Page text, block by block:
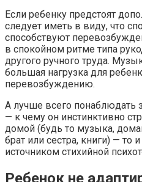
Если ребенку предстоят
следует иметь в виду, что
способствуют
в спокойном ритме типа
другого ручного труда.
большая нагрузка для
перевозбуждению.
А лучше всего понаблюдать
— к чему он инстинктивно
домой (будь то музыка,
брат или сестра, книги) — то
источником стихийной
Ребенок не